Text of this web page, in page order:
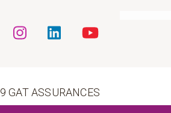
GAT ASSURANCES